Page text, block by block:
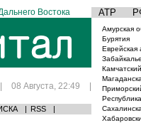
Востока АТР
| 08 Августа, 22:49 |
| RSS |
Амурская
Бурятия
Еврейская